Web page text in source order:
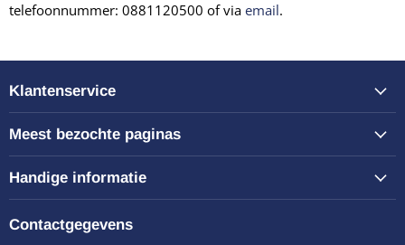
telefoonnummer: 0881120500 of via email.
Klantenservice
Meest bezochte paginas
Handige informatie
Contactgegevens